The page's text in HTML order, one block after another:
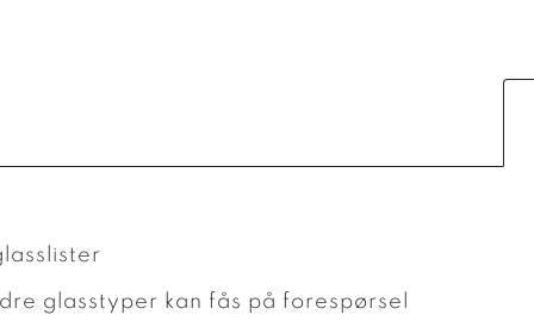
glasstyper kan fås på forespørsel